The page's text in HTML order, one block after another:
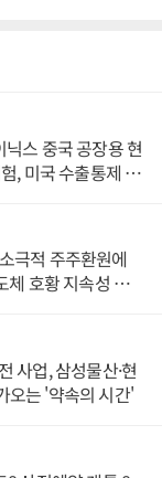
스 중국 공장용 현
, 미국 수출통제 대
극적 주주환원에
체 호황 지속성 의
사업, 삼성물산·현
오는 '약속의 시간'